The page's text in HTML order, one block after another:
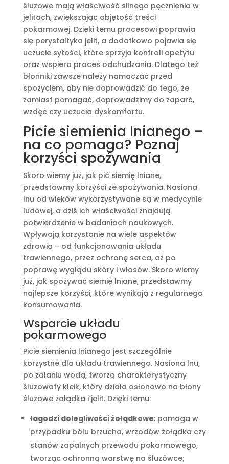
śluzowe mają właściwość silnego pęcznienia w
jelitach, zwiększając objętość treści
pokarmowej. Dzięki temu procesowi poprawia
się perystaltyka jelit, a dodatkowo pojawia się
uczucie sytości, które sprzyja kontroli apetytu
oraz wspiera proces odchudzania. Dlatego też
błonniki zawsze należy namaczać przed
spożyciem, aby nie doprowadzić do tego, że
zamiast pomagać, doprowadzimy do zaparć,
wzdęć czy uczucia dyskomfortu.
Picie siemienia lnianego –
na co pomaga? Poznaj
korzyści spożywania
Skoro wiemy już, jak pić siemię lniane,
przedstawmy korzyści ze spożywania. Nasiona
lnu od wieków wykorzystywane są w medycynie
ludowej, a dziś ich właściwości znajdują
potwierdzenie w badaniach naukowych.
Wpływają korzystanie na wiele aspektów
zdrowia – od funkcjonowania układu
trawiennego, przez ochronę serca, aż po
poprawę wyglądu skóry i włosów. Skoro wiemy
już, jak spożywać siemię lniane, przedstawmy
najlepsze korzyści, które wynikają z regularnego
konsumowania.
Wsparcie układu
pokarmowego
Picie siemienia lnianego jest szczególnie
korzystne dla układu trawiennego. Nasiona lnu,
po zalaniu wodą, tworzą charakterystyczny
śluzowaty kleik, który działa osłonowo na błony
śluzowe żołądka i jelit. Dzięki temu:
łagodzi dolegliwości żołądkowe: pomaga w
przypadku bólu brzucha, wrzodów żołądka czy
stanów zapalnych przewodu pokarmowego,
tworząc ochronną warstwę na śluzówce;